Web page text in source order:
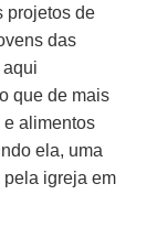
projetos de
das
que de mais
e alimentos
ela, uma
igreja em